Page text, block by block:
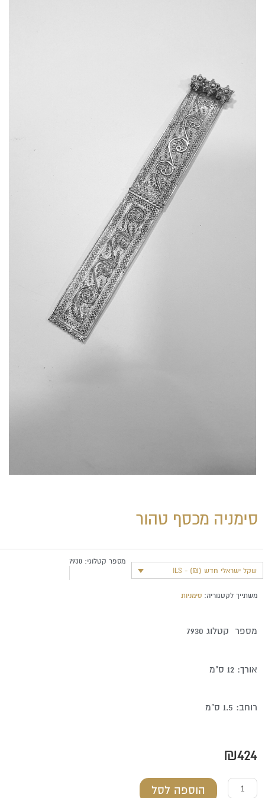
סימניה מכסף טהור
שקל ישראלי חדש (₪) - ILS
מספר קטלוגי:7930
משתייך לקטגוריה: סימניות
מספר קטלוג 7930
אורך: 12 ס"מ
רוחב: 1.5 ס"מ
₪424
הוספה לסל